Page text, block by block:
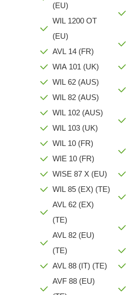
(EU)
WIL 1200 OT
(EU)
AVL 14 (FR)
WIA 101 (UK)
WIL 62 (AUS)
WIL 82 (AUS)
WIL 102 (AUS)
WIL 103 (UK)
WIL 10 (FR)
WIE 10 (FR)
WISE 87 X (EU)
WIL 85 (EX) (TE)
AVL 62 (EX)
(TE)
AVL 82 (EU)
(TE)
AVL 88 (IT) (TE)
AVF 88 (EU)